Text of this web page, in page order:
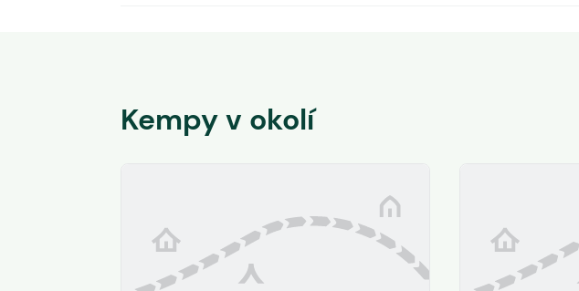
Kempy v okolí